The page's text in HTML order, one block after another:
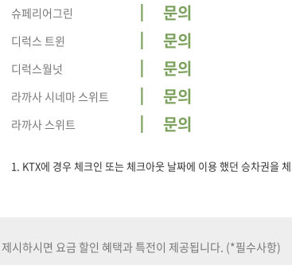
슈페리어그린
디럭스 트윈
디럭스월넛
라까사 시네마 스위트
라까사 스위트
문의
문의
문의
문의
문의
1. KTX에 경우 체크인 또는 체크아웃 날짜에 이용 했던 승차권을
시하시면 요금 할인 혜택과 특전이 제공됩니다. (*필수사항)